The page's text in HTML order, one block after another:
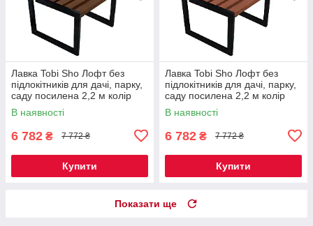
Лавка Tobi Sho Лофт без
підлокітників для дачі, парку,
саду посилена 2,2 м колір
горіх
В наявності
6 782 ₴ 7 772 ₴
Купити
Лавка Tobi Sho Лофт без
підлокітників для дачі, парку,
саду посилена 2,2 м колір
черешня
В наявності
6 782 ₴ 7 772 ₴
Купити
Показати ще